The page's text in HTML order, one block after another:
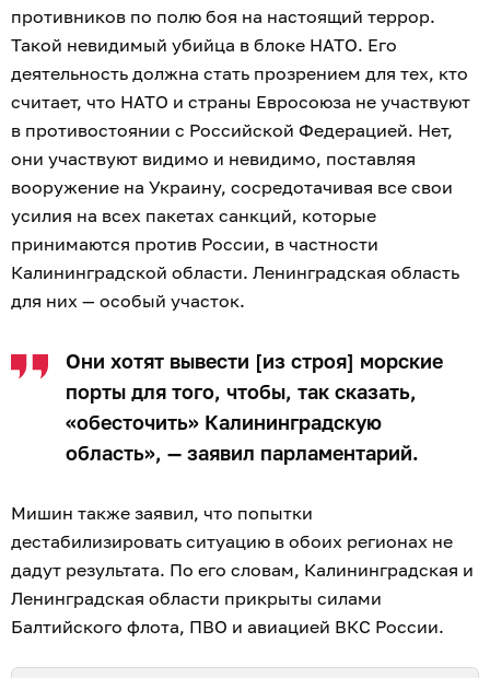
противников по полю боя на настоящий террор.
Такой невидимый убийца в блоке НАТО. Его
деятельность должна стать прозрением для тех, кто
считает, что НАТО и страны Евросоюза не участвуют
в противостоянии с Российской Федерацией. Нет,
они участвуют видимо и невидимо, поставляя
вооружение на Украину, сосредотачивая все свои
усилия на всех пакетах санкций, которые
принимаются против России, в частности
Калининградской области. Ленинградская область
для них — особый участок.
Они хотят вывести [из строя] морские
порты для того, чтобы, так сказать,
«обесточить» Калининградскую
область», — заявил парламентарий.
Мишин также заявил, что попытки
дестабилизировать ситуацию в обоих регионах не
дадут результата. По его словам, Калининградская и
Ленинградская области прикрыты силами
Балтийского флота, ПВО и авиацией ВКС России.